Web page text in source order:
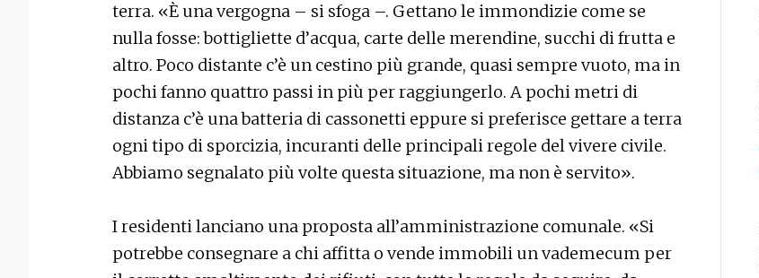
terra. «È una vergogna – si sfoga –. Gettano le immondizie come se
nulla fosse: bottigliette d’acqua, carte delle merendine, succhi di frutta e
altro. Poco distante c’è un cestino più grande, quasi sempre vuoto, ma in
pochi fanno quattro passi in più per raggiungerlo. A pochi metri di
distanza c’è una batteria di cassonetti eppure si preferisce gettare a terra
ogni tipo di sporcizia, incuranti delle principali regole del vivere civile.
Abbiamo segnalato più volte questa situazione, ma non è servito».
I residenti lanciano una proposta all’amministrazione comunale. «Si
potrebbe consegnare a chi affitta o vende immobili un vademecum per